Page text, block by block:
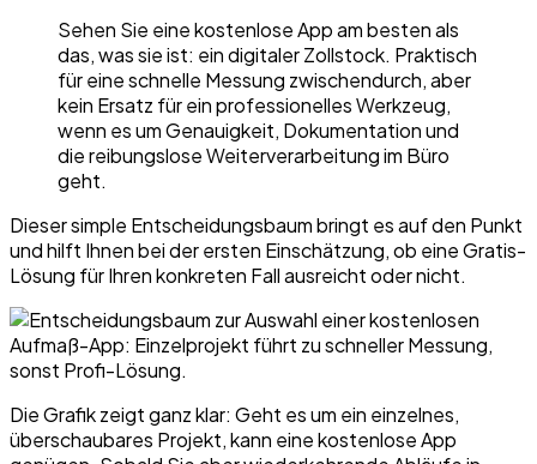
Sehen Sie eine kostenlose App am besten als
das, was sie ist: ein digitaler Zollstock. Praktisch
für eine schnelle Messung zwischendurch, aber
kein Ersatz für ein professionelles Werkzeug,
wenn es um Genauigkeit, Dokumentation und
die reibungslose Weiterverarbeitung im Büro
geht.
Dieser simple Entscheidungsbaum bringt es auf den Punkt
und hilft Ihnen bei der ersten Einschätzung, ob eine Gratis-
Lösung für Ihren konkreten Fall ausreicht oder nicht.
Die Grafik zeigt ganz klar: Geht es um ein einzelnes,
überschaubares Projekt, kann eine kostenlose App